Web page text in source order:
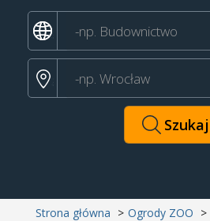
Strona główna Ogrody ZOO